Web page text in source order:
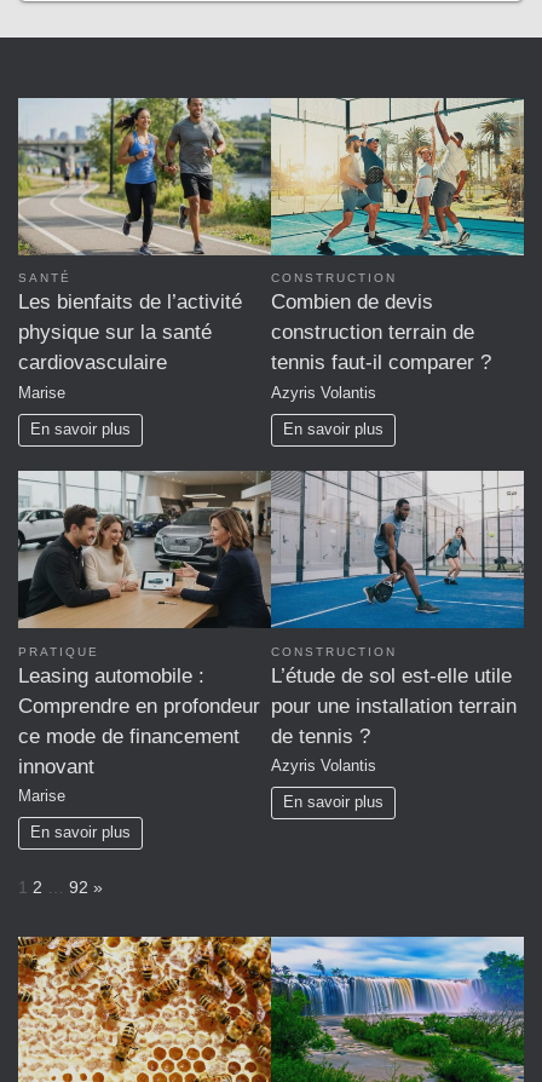
SANTÉ
Les bienfaits de l’activité
physique sur la santé
cardiovasculaire
Marise
En savoir plus
CONSTRUCTION
Combien de devis
construction terrain de
tennis faut-il comparer ?
Azyris Volantis
En savoir plus
PRATIQUE
Leasing automobile :
Comprendre en profondeur
ce mode de financement
innovant
Marise
En savoir plus
CONSTRUCTION
L’étude de sol est-elle utile
pour une installation terrain
de tennis ?
Azyris Volantis
En savoir plus
P
g
e
:
1 2 … 92 N
x
t
»